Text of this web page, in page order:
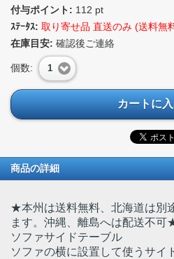
付与ポイント: 112 pt
ｽﾃｰﾀｽ: 取り寄せ品 直送のみ (送料無
在庫目安: 確認後ご連絡
個数: 1
カートに
商品の詳細
★本州は送料無料、北海道は別
ます。沖縄、離島へは配送不可
ソファサイドテーブル
ソファの横に設置して使うサイ